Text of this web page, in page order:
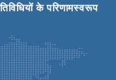
के परिणामस्वरूप